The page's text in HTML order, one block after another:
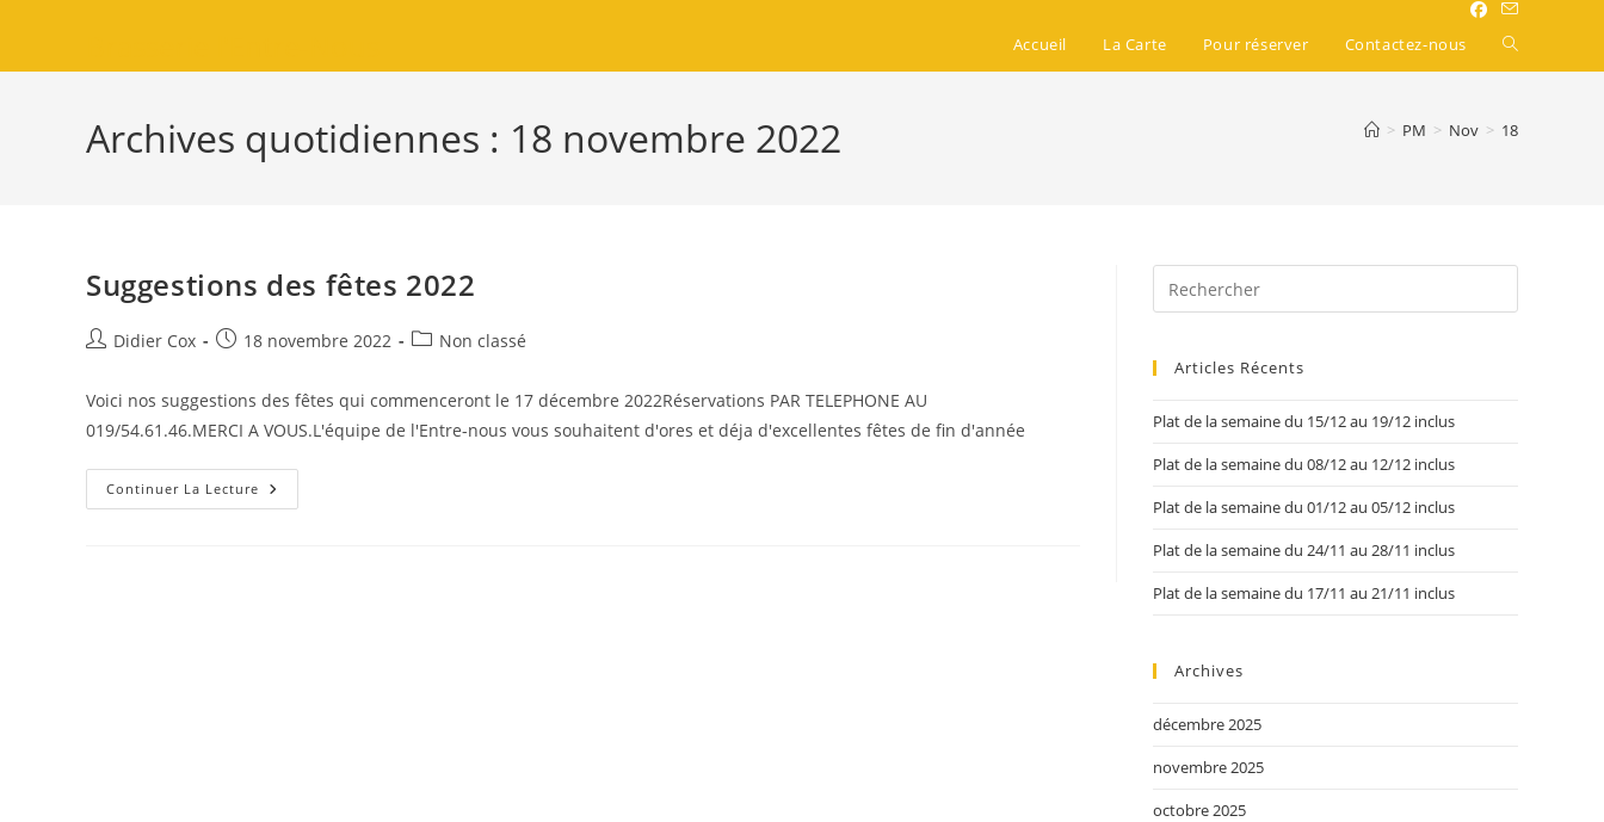
Accueil La Carte Pour réserver Contactez-nous
Archives quotidiennes : 18 novembre 2022 > PM > Nov > 18
Suggestions des fêtes 2022
Didier Cox 18 novembre 2022 Non classé
Voici nos suggestions des fêtes qui commenceront le 17 décembre 2022Réservations PAR TELEPHONE AU
019/54.61.46.MERCI A VOUS.L'équipe de l'Entre-nous vous souhaitent d'ores et déja d'excellentes fêtes de fin d'année
Continuer La Lecture
Articles Récents
Plat de la semaine du 15/12 au 19/12 inclus
Plat de la semaine du 08/12 au 12/12 inclus
Plat de la semaine du 01/12 au 05/12 inclus
Plat de la semaine du 24/11 au 28/11 inclus
Plat de la semaine du 17/11 au 21/11 inclus
Archives
décembre 2025
novembre 2025
octobre 2025